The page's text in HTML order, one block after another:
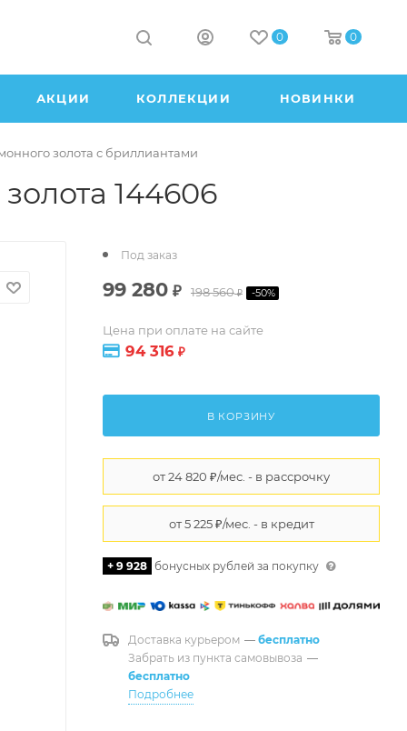
0 0
АКЦИИ КОЛЛЕКЦИИ НОВИНКИ
золота с бриллиантами
144606
Под заказ
99 280 ₽ 198 560₽ -50%
Цена при оплате на сайте
94 316 ₽
В КОРЗИНУ
+ 9 928 бонусных рублей за покупку
Доставка курьером — бесплатно
Забрать из пункта самовывоза —
бесплатно
Подробнее